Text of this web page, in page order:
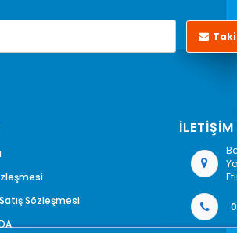
Sözleşmesi
İLETİŞİM